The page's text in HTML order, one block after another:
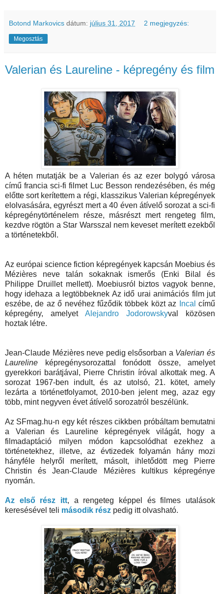
Botond Markovics dátum: július 31, 2017 2 megjegyzés:
Megosztás
Valerian és Laureline - képregény és film
A héten mutatják be a Valerian és az ezer bolygó városa
című francia sci-fi filmet Luc Besson rendezésében, és még
előtte sort kerítettem a régi, klasszikus Valerian képregények
elolvasására, egyrészt mert a 40 éven átívelő sorozat a sci-fi
képregénytörténelem része, másrészt mert rengeteg film,
kezdve rögtön a Star Warsszal nem keveset merített ezekből
a történetekből.
Az európai science fiction képregények kapcsán Moebius és
Mézières neve talán sokaknak ismerős (Enki Bilal és
Philippe Druillet mellett). Moebiusról biztos vagyok benne,
hogy idehaza a legtöbbeknek Az idő urai animációs film jut
eszébe, de az ő nevéhez fűződik többek közt az
Incal című
képregény, amelyet Alejandro Jodorowskyval közösen
hoztak létre.
Jean-Claude Mézières neve pedig elsősorban a Valerian és
Laureline képregénysorozattal fonódott össze, amelyet
gyerekkori barátjával, Pierre Christin íróval alkottak meg. A
sorozat 1967-ben indult, és az utolsó, 21. kötet, amely
lezárta a történetfolyamot, 2010-ben jelent meg, azaz egy
több, mint negyven évet átívelő sorozatról beszélünk.
Az SFmag.hu-n egy két részes cikkben próbáltam bemutatni
a Valerian és Laureline képregények világát, hogy a
filmadaptáció milyen módon kapcsolódhat ezekhez a
történetekhez, illetve, az évtizedek folyamán hány mozi
hányféle helyről merített, másolt, ihletődött meg Pierre
Christin és Jean-Claude Mézières kultikus képregénye
nyomán.
Az első rész itt, a rengeteg képpel és filmes utalások
keresésével teli második rész pedig itt olvasható.